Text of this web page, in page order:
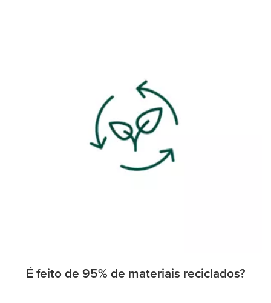
É feito de 95% de materiais reciclados?